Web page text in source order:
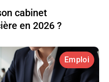
cabinet
en 2026 ?
Emploi